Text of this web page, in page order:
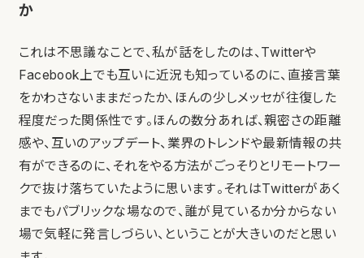
か
これは不思議なことで、私が話をしたのは、Twitterや
Facebook上でも互いに近況も知っているのに、直接言葉
をかわさないままだったか、ほんの少しメッセが往復した
程度だった関係性です。ほんの数分あれば、親密さの距離
感や、互いのアップデート、業界のトレンドや最新情報の共
有ができるのに、それをやる方法がごっそりとリモートワー
クで抜け落ちていたように思います。それはTwitterがあく
までもパブリックな場なので、誰が見ているか分からない
場で気軽に発言しづらい、ということが大きいのだと思い